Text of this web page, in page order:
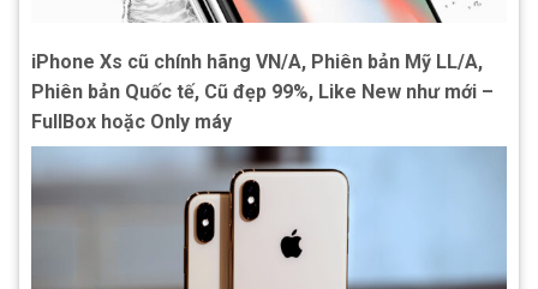
iPhone Xs cũ chính hãng VN/A, Phiên bản Mỹ LL/A,
Phiên bản Quốc tế, Cũ đẹp 99%, Like New như mới –
FullBox hoặc Only máy